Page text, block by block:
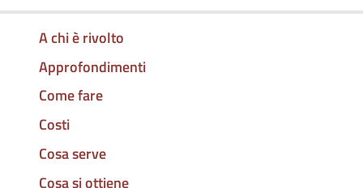
A chi è rivolto
Approfondimenti
Come fare
Costi
Cosa serve
Cosa si ottiene